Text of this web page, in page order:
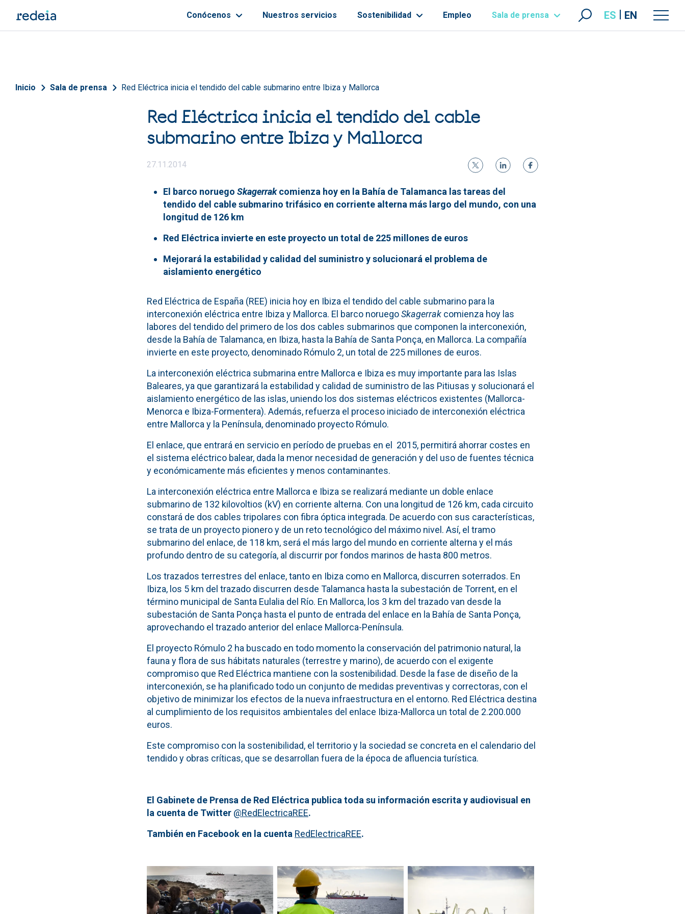
Conócenos Nuestros servicios Sostenibilidad Empleo Sala de prensa ES EN
Sobrescribir enlaces de ayuda a la navegación
Inicio Sala de prensa Red Eléctrica inicia el tendido del cable submarino entre Ibiza y Mallorca
Red Eléctrica inicia el tendido del cable
submarino entre Ibiza y Mallorca
27.11.2014
El barco noruego Skagerrakcomienza hoy en la Bahía de Talamanca las tareas del
tendido del cable submarino trifásico en corriente alterna más largo del mundo, con una
longitud de 126 km
Red Eléctrica invierte en este proyecto un total de 225 millones de euros
Mejorará la estabilidad y calidad del suministro y solucionará el problema de
aislamiento energético
Red Eléctrica de España (REE) inicia hoy en Ibiza el tendido del cable submarino para la
interconexión eléctrica entre Ibiza y Mallorca. El barco noruegoSkagerrak comienza hoy las
labores del tendido del primero de los dos cables submarinos que componen la interconexión,
desde la Bahía de Talamanca, en Ibiza, hasta la Bahía de Santa Ponça, en Mallorca. La compañía
invierte en este proyecto, denominado Rómulo 2, un total de 225 millones de euros.
La interconexión eléctrica submarina entre Mallorca e Ibiza es muy importante para las Islas
Baleares, ya que garantizará la estabilidad y calidad de suministro de las Pitiusas y solucionará el
aislamiento energético de las islas, uniendo los dos sistemas eléctricos existentes (Mallorca-
Menorca e Ibiza-Formentera). Además, refuerza el proceso iniciado de interconexión eléctrica
entre Mallorca y la Península, denominado proyecto Rómulo.
El enlace, que entrará en servicio en período de pruebas en el 2015, permitirá ahorrar costes en
el sistema eléctrico balear, dada la menor necesidad de generación y del uso de fuentes técnica
y económicamente más eficientes y menos contaminantes.
La interconexión eléctrica entre Mallorca e Ibiza se realizará mediante un doble enlace
submarino de 132 kilovoltios (kV) en corriente alterna. Con una longitud de 126 km, cada circuito
constará de dos cables tripolares con fibra óptica integrada. De acuerdo con sus características,
se trata de un proyecto pionero y de un reto tecnológico del máximo nivel. Así, el tramo
submarino del enlace, de 118 km, será el más largo del mundo en corriente alterna y el más
profundo dentro de su categoría, al discurrir por fondos marinos de hasta 800 metros.
Los trazados terrestres del enlace, tanto en Ibiza como en Mallorca, discurren soterrados. En
Ibiza, los 5 km del trazado discurren desde Talamanca hasta la subestación de Torrent, en el
término municipal de Santa Eulalia del Río. En Mallorca, los 3 km del trazado van desde la
subestación de Santa Ponça hasta el punto de entrada del enlace en la Bahía de Santa Ponça,
aprovechando el trazado anterior del enlace Mallorca-Península.
El proyecto Rómulo 2 ha buscado en todo momento la conservación del patrimonio natural, la
fauna y flora de sus hábitats naturales (terrestre y marino), de acuerdo con el exigente
compromiso que Red Eléctrica mantiene con la sostenibilidad. Desde la fase de diseño de la
interconexión, se ha planificado todo un conjunto de medidas preventivas y correctoras, con el
objetivo de minimizar los efectos de la nueva infraestructura en el entorno. Red Eléctrica destina
al cumplimiento de los requisitos ambientales del enlace Ibiza-Mallorca un total de 2.200.000
euros.
Este compromiso con la sostenibilidad, el territorio y la sociedad se concreta en el calendario del
tendido y obras críticas, que se desarrollan fuera de la época de afluencia turística.
El Gabinete de Prensa de Red Eléctrica publica toda su información escrita y audiovisual en
la cuenta de Twitter @RedElectricaREE.
También en Facebook en la cuenta RedElectricaREE.